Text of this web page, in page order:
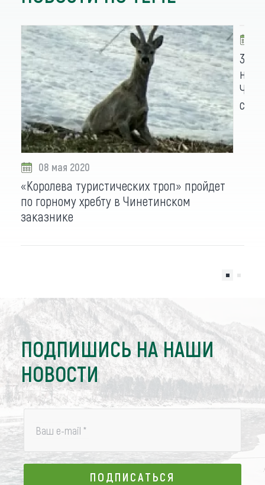
08 мая 2020
«Королева туристических троп» пройдет
по горному хребту в Чинетинском
заказнике
34
с
ПОДПИШИСЬ НА НАШИ
НОВОСТИ
Ваш e-mail *
ПОДПИСАТЬСЯ